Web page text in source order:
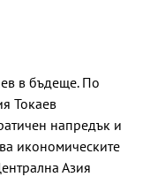
в бъдеще. По
Токаев
напредък и
икономическите
Азия